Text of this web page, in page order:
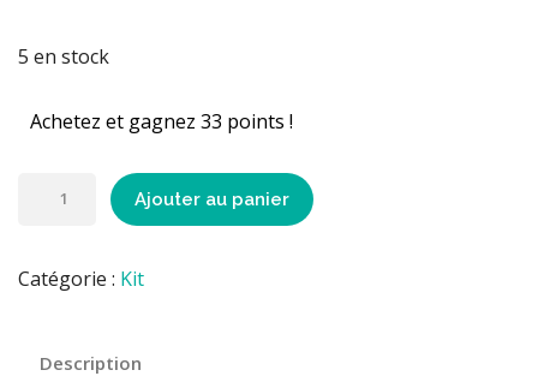
5 en stock
Achetez et gagnez 33 points !
Ajouter au panier
Catégorie : Kit
Description